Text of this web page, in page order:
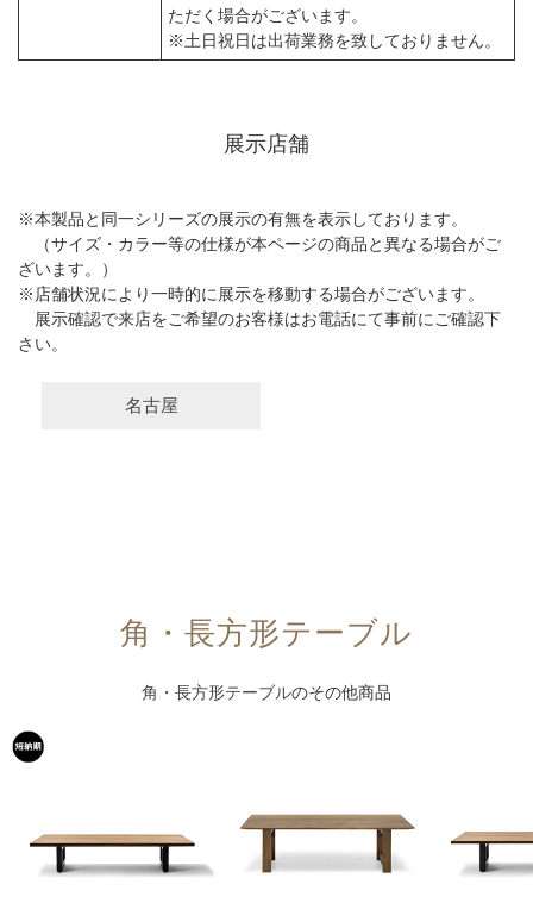
ただく場合がございます。
※土日祝日は出荷業務を致しておりません。
展示店舗
※本製品と同一シリーズの展示の有無を表示しております。
（サイズ・カラー等の仕様が本ページの商品と異なる場合がご
ざいます。）
※店舗状況により一時的に展示を移動する場合がございます。
展示確認で来店をご希望のお客様はお電話にて事前にご確認下
さい。
名古屋
角・長方形テーブル
角・長方形テーブルのその他商品